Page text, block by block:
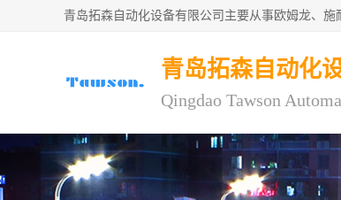
青岛拓森自动化设备有限公司主要从事欧姆龙、
青岛拓森自动化
Qingdao Tawson